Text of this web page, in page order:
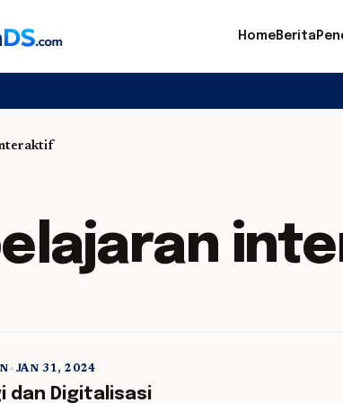
HomeBerita
5 min read
• JAN 31, 2024
dan Digitalisasi